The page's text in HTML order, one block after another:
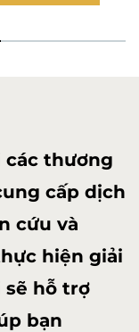
các thương
cấp dịch
cứu và
hiện giải
sẽ hỗ trợ
bạn